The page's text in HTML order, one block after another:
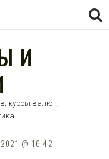
И
курсы валют,
16:42